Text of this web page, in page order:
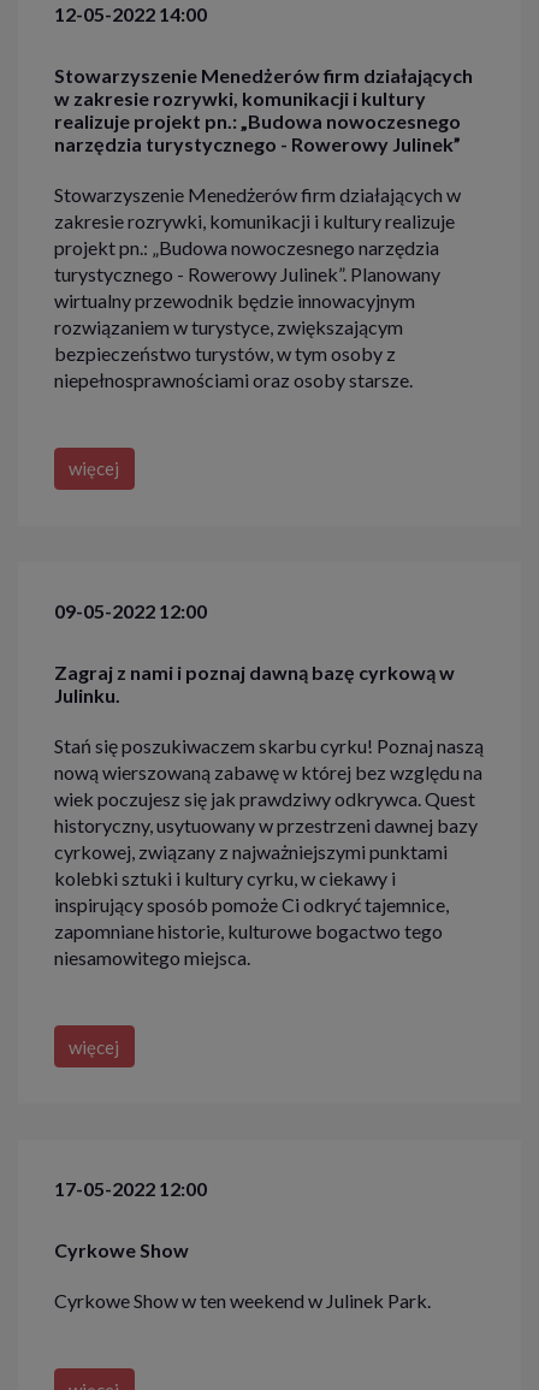
12-05-2022 14:00
Stowarzyszenie Menedżerów firm działających
w zakresie rozrywki, komunikacji i kultury
realizuje projekt pn.: „Budowa nowoczesnego
narzędzia turystycznego - Rowerowy Julinek”
Stowarzyszenie Menedżerów firm działających w
zakresie rozrywki, komunikacji i kultury realizuje
projekt pn.: „Budowa nowoczesnego narzędzia
turystycznego - Rowerowy Julinek”. Planowany
wirtualny przewodnik będzie innowacyjnym
rozwiązaniem w turystyce, zwiększającym
bezpieczeństwo turystów, w tym osoby z
niepełnosprawnościami oraz osoby starsze.
więcej
09-05-2022 12:00
Zagraj z nami i poznaj dawną bazę cyrkową w
Julinku.
Stań się poszukiwaczem skarbu cyrku! Poznaj naszą
nową wierszowaną zabawę w której bez względu na
wiek poczujesz się jak prawdziwy odkrywca. Quest
historyczny, usytuowany w przestrzeni dawnej bazy
cyrkowej, związany z najważniejszymi punktami
kolebki sztuki i kultury cyrku, w ciekawy i
inspirujący sposób pomoże Ci odkryć tajemnice,
zapomniane historie, kulturowe bogactwo tego
niesamowitego miejsca.
więcej
17-05-2022 12:00
Cyrkowe Show
Cyrkowe Show w ten weekend w Julinek Park.